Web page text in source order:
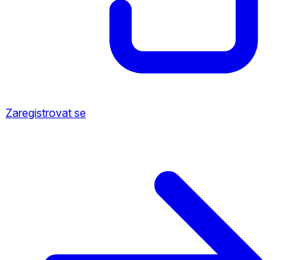
Zaregistrovat se